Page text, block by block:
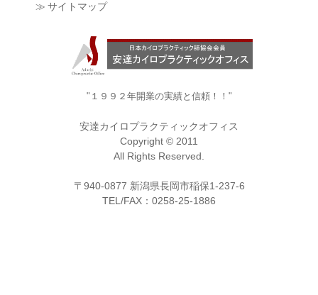
≫ サイトマップ
"１９９２年開業の実績と信頼！！"
安達カイロプラクティックオフィス
Copyright © 2011
All Rights Reserved.
〒940-0877 新潟県長岡市稲保1-237-6
TEL/FAX：0258-25-1886